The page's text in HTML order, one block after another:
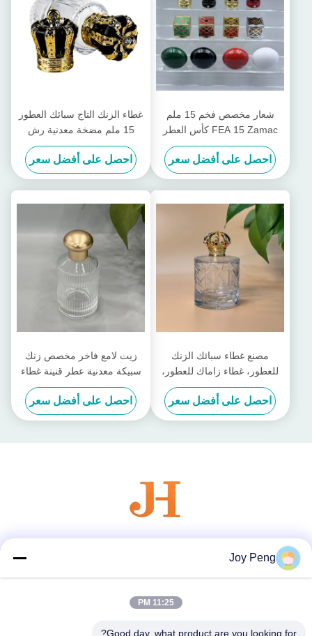
شعار مخصص فخم 15 ملم
FEA 15 Zamac كأس العطر
المعدني الإبداعي العالمي غطاء
غطاء الزجاجة للزجاجات
العطرية
احصل على أفضل سعر
غطاء الزنك التاج سبائك العطور
15 ملم مضخة معدنية رش
القرص غطاء مغناطيسي
للزجاجات الغطاء مغلق
الزجاجات
احصل على أفضل سعر
مصنع غطاء سبائك الزنك
للعطور، غطاء زاماك للعطور،
أغطية عطرية فاخرة للتغليف
الفاخر
احصل على أفضل سعر
زيت لامع فاخر مخصص زنك
سبيكة معدنية عطر قنينة غطاء
لقنينة العلامة التجارية الزجاجية
الخاصة بك
احصل على أفضل سعر
Joy Peng
11:25 PM
Good day, what product are you looking for?